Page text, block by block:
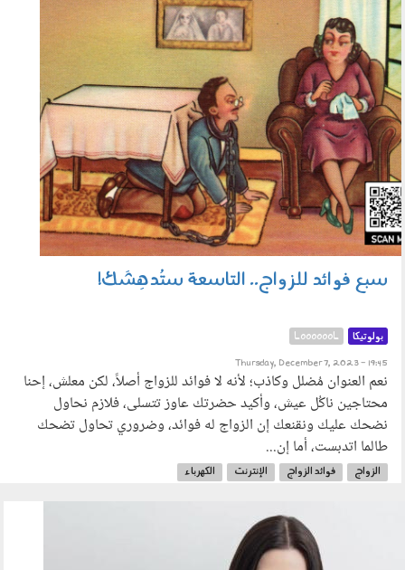
husband2.png
سبع فوائد للزواج.. التاسعة ستُدهِشَك!
بولوتيكا LooooooL
Thursday, December 7, 2023 - 19:45
نعم العنوان مُضلل وكاذب؛ لأنه لا فوائد للزواج أصلاً، لكن معلش، إحنا
محتاجين ناكُل عيش، وأكيد حضرتك عاوز تتسلى، فلازم نحاول
نضحك عليك ونقنعك إن الزواج له فوائد، وضروري تحاول تضحك
طالما اتدبست، أما إن...
الزواج فوائد الزواج الإنترنت الكهرباء